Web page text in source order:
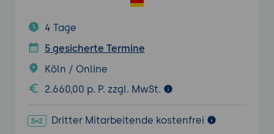
4 Tage
5 gesicherte Termine
Köln / Online
2.660,00 p. P. zzgl. MwSt.
Dritter Mitarbeitende kostenfrei